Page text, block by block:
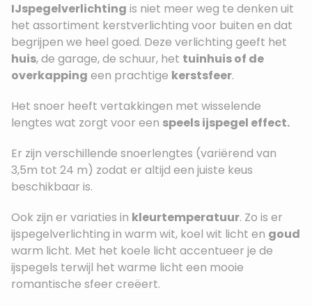
IJspegelverlichting is niet meer weg te denken uit
het assortiment kerstverlichting voor buiten en dat
begrijpen we heel goed. Deze verlichting geeft het
huis, de garage, de schuur, het tuinhuis of de
overkapping een prachtige kerstsfeer.
Het snoer heeft vertakkingen met wisselende
lengtes wat zorgt voor een speels ijspegel effect.
Er zijn verschillende snoerlengtes (variërend van
3,5m tot 24 m) zodat er altijd een juiste keus
beschikbaar is.
Ook zijn er variaties in kleurtemperatuur. Zo is er
ijspegelverlichting in warm wit, koel wit licht en goud
warm licht. Met het koele licht accentueer je de
ijspegels terwijl het warme licht een mooie
romantische sfeer creëert.